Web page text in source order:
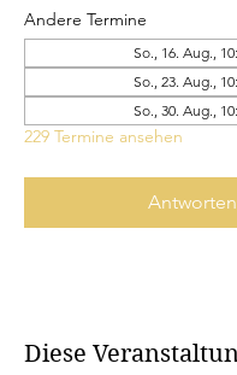
Andere Termine
So., 16. Aug.,
So., 23. Aug.,
So., 30. Aug.,
229 Termine ansehen
Antworten
Diese